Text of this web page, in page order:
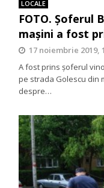
LOCALE
FOTO. Șoferul
mașini a fost
17 noiembrie 2019,
A fost prins șoferul
pe strada Golescu din
despre…